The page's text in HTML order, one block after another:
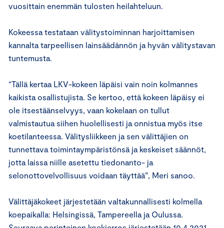
vuosittain enemmän tulosten heilahteluun.
Kokeessa testataan välitystoiminnan harjoittamisen
kannalta tarpeellisen lainsäädännön ja hyvän välitystavan
tuntemusta.
“Tällä kertaa LKV-kokeen läpäisi vain noin kolmannes
kaikista osallistujista. Se kertoo, että kokeen läpäisy ei
ole itsestäänselvyys, vaan kokelaan on tullut
valmistautua siihen huolellisesti ja onnistua myös itse
koetilanteessa. Välitysliikkeen ja sen välittäjien on
tunnettava toimintaympäristönsä ja keskeiset säännöt,
jotta laissa niille asetettu tiedonanto- ja
selonottovelvollisuus voidaan täyttää”, Meri sanoo.
Välittäjäkokeet järjestetään valtakunnallisesti kolmella
koepaikalla: Helsingissä, Tampereella ja Oulussa.